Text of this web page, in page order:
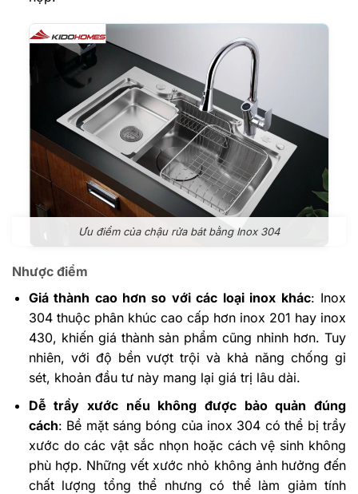
Ưu điểm của chậu rửa bát bằng Inox 304
Nhược điểm
Giá thành cao hơn so với các loại inox khác: Inox
304 thuộc phân khúc cao cấp hơn inox 201 hay inox
430, khiến giá thành sản phẩm cũng nhỉnh hơn. Tuy
nhiên, với độ bền vượt trội và khả năng chống gỉ
sét, khoản đầu tư này mang lại giá trị lâu dài.
Dễ trầy xước nếu không được bảo quản đúng
cách: Bề mặt sáng bóng của inox 304 có thể bị trầy
xước do các vật sắc nhọn hoặc cách vệ sinh không
phù hợp. Những vết xước nhỏ không ảnh hưởng đến
chất lượng tổng thể nhưng có thể làm giảm tính